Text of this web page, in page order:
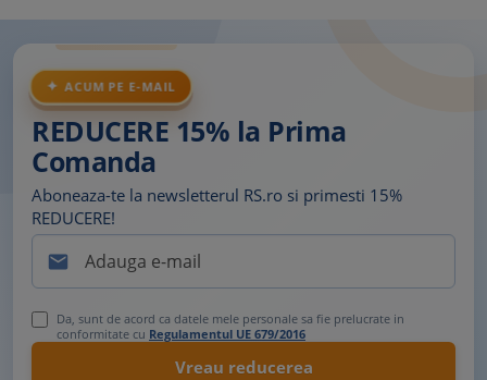
ACUM PE E-MAIL
REDUCERE 15% la Prima
Comanda
Aboneaza-te la newsletterul RS.ro si primesti 15%
REDUCERE!

Da, sunt de acord ca datele mele personale sa fie prelucrate in
conformitate cu Regulamentul UE 679/2016